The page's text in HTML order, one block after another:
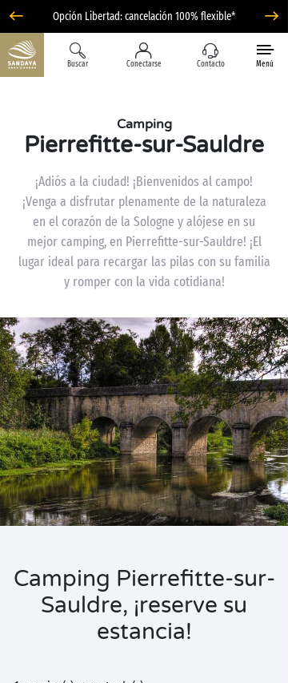
Opción Libertad: cancelación 100% flexible*
Buscar Conectarse Contacto Menú
Camping
Pierrefitte-sur-Sauldre
¡Adiós a la ciudad! ¡Bienvenidos al campo!
¡Venga a disfrutar plenamente de la naturaleza
en el corazón de la Sologne y alójese en su
mejor camping, en Pierrefitte-sur-Sauldre! ¡El
lugar ideal para recargar las pilas con su familia
y romper con la vida cotidiana!
Camping Pierrefitte-sur-
Sauldre, ¡reserve su
estancia!